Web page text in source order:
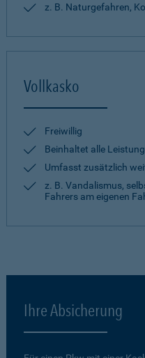
z. B. Naturgefahren,
Vollkasko
Freiwillig
Beinhaltet alle
Umfasst zusätzlich
z. B. Vandalismus,
Fahrers am eigenen
Ihre Absicherung